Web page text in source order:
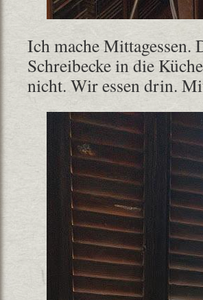
Ich mache Mittagessen.
Schreibecke in die
nicht. Wir essen drin.